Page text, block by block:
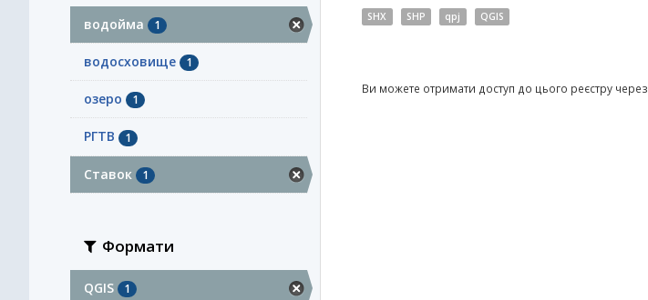
водойма 1
водосховище 1
озеро 1
РГТВ 1
Ставок 1
Формати
QGIS 1
SHX SHP qpj QGIS
Ви можете отримати доступ до цього реєстру через